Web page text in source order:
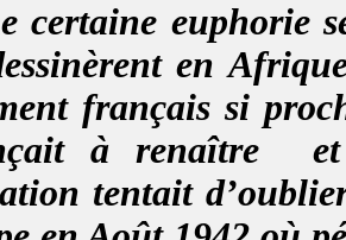
certaine euphorie
en
français si
àrenaître
tentait